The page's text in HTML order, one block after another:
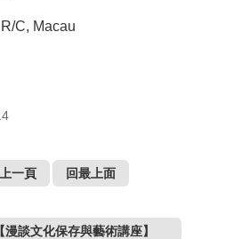
C, Macau
一頁 回最上面
談文化保存與藝術講座】